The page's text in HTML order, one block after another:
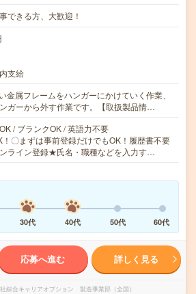
できる方、大歓迎！
支給
金属フレームをハンガーにかけていく作業、
ガーから外す作業です。【取扱製品情…
/ ブランクOK / 英語力不要
〇まずは事前登録だけでもOK！履歴書不要
ライン登録★氏名・職種などを入力す…
30代 40代 50代 60代
応募へ進む 詳しく見る
綜合キャリアオプション 製造事業部（全国）